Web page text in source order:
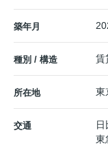
築年月
種別 / 構造 賃
所在地 東
交通 日
東